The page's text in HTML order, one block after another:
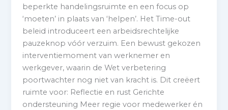
beperkte handelingsruimte en een focus op
‘moeten’ in plaats van ‘helpen’. Het Time-out
beleid introduceert een arbeidsrechtelijke
pauzeknop vóór verzuim. Een bewust gekozen
interventiemoment van werknemer en
werkgever, waarin de Wet verbetering
poortwachter nog niet van kracht is. Dit creëert
ruimte voor: Reflectie en rust Gerichte
ondersteuning Meer regie voor medewerker én